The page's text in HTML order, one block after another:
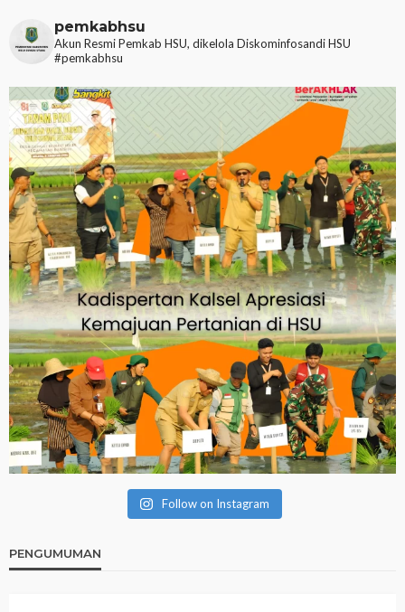
pemkabhsu
Akun Resmi Pemkab HSU, dikelola Diskominfosandi HSU
#pemkabhsu
Follow on Instagram
PENGUMUMAN